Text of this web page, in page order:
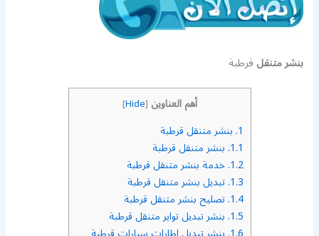
بنشر متنقلقرطبة
أهم العناوين [
Hide
]
1. بنشر متنقل قرطبة
1.1. بنشر متنقل قرطبة
1.2. خدمة بنشر متنقل قرطبة
1.3. تبديل بنشر متنقل قرطبة
1.4. تصليح بنشر متنقل قرطبة
1.5. بنشر تبديل تواير متنقل قرطبة